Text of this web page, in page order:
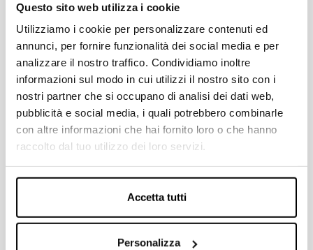
Questo sito web utilizza i cookie
Utilizziamo i cookie per personalizzare contenuti ed
annunci, per fornire funzionalità dei social media e per
analizzare il nostro traffico. Condividiamo inoltre
informazioni sul modo in cui utilizzi il nostro sito con i
nostri partner che si occupano di analisi dei dati web,
pubblicità e social media, i quali potrebbero combinarle
con altre informazioni che hai fornito loro o che hanno
raccolto dal tuo utilizzo dei loro servizi.
Accetta tutti
Personalizza
Tubi di scarico Ø50x32x600mm per vaso posizione
media, disponibili nelle versioni bianco e
champagne.
Scopri di più
Tubi di scarico Ø50x40x320mm Tubi di
scarico Ø32x320x190mm
Tubi di scarico Ø50x40x320mm per vaso posizione
visone (fino ad esaurimento scorte).